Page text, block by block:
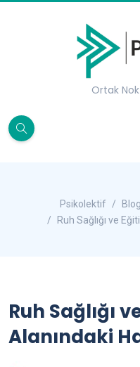
Ortak
Psikolektif Blog
Ruh Sağlığı ve
Ruh Sağlığı
Alanındaki